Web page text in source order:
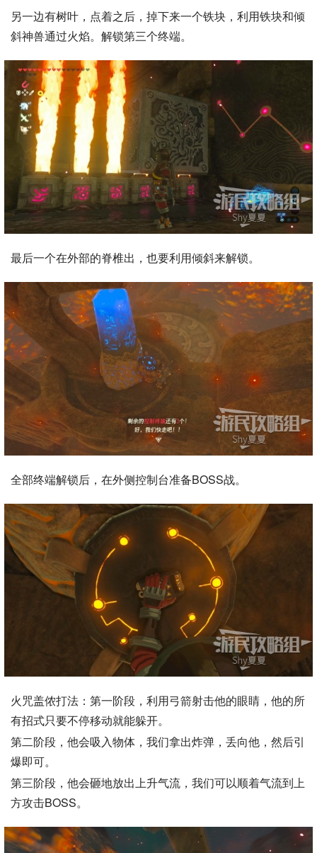
另一边有树叶，点着之后，掉下来一个铁块，利用铁块和倾
斜神兽通过火焰。解锁第三个终端。
最后一个在外部的脊椎出，也要利用倾斜来解锁。
全部终端解锁后，在外侧控制台准备BOSS战。
火咒盖侬打法：第一阶段，利用弓箭射击他的眼睛，他的所
有招式只要不停移动就能躲开。
第二阶段，他会吸入物体，我们拿出炸弹，丢向他，然后引
爆即可。
第三阶段，他会砸地放出上升气流，我们可以顺着气流到上
方攻击BOSS。